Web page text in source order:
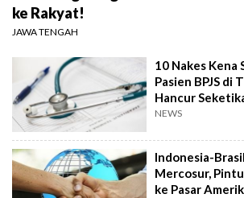
ke Rakyat!
JAWA TENGAH
10 Nakes Kena
Pasien BPJS di
Hancur
NEWS
Indonesia-
Mercosur,
ke Pasar